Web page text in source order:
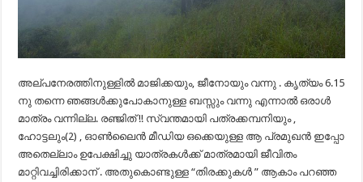
അല്പനേരത്തിനുള്ളിൽ മാജിക്കയും, ജീനോയും വന്നു . കൃത്യം 6.15
നു തന്നെ ഞങ്ങൾക്കുപോകാനുള്ള ബസ്സും വന്നു എന്നാൽ ഒരാൾ
മാത്രം വന്നില്ല. രഞ്ജിത് !! സ്വന്തമായി പത്രക്കമ്പനിയും ,
ഹോട്ടലും(2) , ഓൺലൈൻ മീഡിയ ഒക്കെയുള്ള ആ പ്രമുഖൻ ഇപ്പോ
അതെല്ലാം ഉപേക്ഷിച്ചു യാത്രകൾക്ക് മാത്രമായി ജീവിതം
മാറ്റിവച്ചിരിക്കാന് . അതുകൊണ്ടുള്ള “തിരക്കുകൾ ” ആകാം പറഞ്ഞ